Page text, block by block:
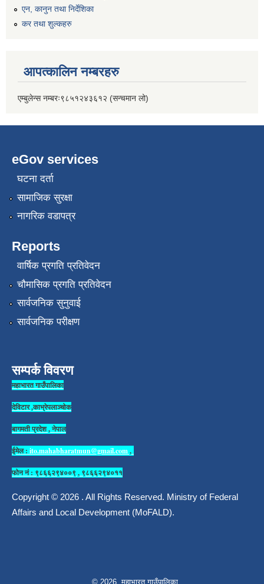
एन, कानुन तथा निर्देशिका
कर तथा शुल्कहरु
आपत्कालिन नम्बरहरु
एम्बुलेन्स नम्बरः९८५१२४३६१२ (सन्चमान लो)
eGov services
घटना दर्ता
सामाजिक सुरक्षा
नागरिक वडापत्र
Reports
वार्षिक प्रगति प्रतिवेदन
चौमासिक प्रगति प्रतिवेदन
सार्वजनिक सुनुवाई
सार्वजनिक परीक्षण
सम्पर्क विवरण
महाभारत गाउँपालिका
देविटार ,काभ्रेपलाञ्चोक
बागमती प्रदेश , नेपाल
ईमेल : ito.mahabharatmun@gmail.com,
फोन नं : ९८६६२९४००९ , ९८६६२९४०११
Copyright © 2026 . All Rights Reserved. Ministry of Federal
Affairs and Local Development (MoFALD).
© 2026 महाभारत गाउँपालिका